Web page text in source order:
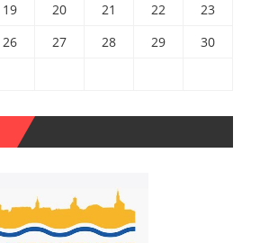
19 20 21 22
23
26 27 28 29
30